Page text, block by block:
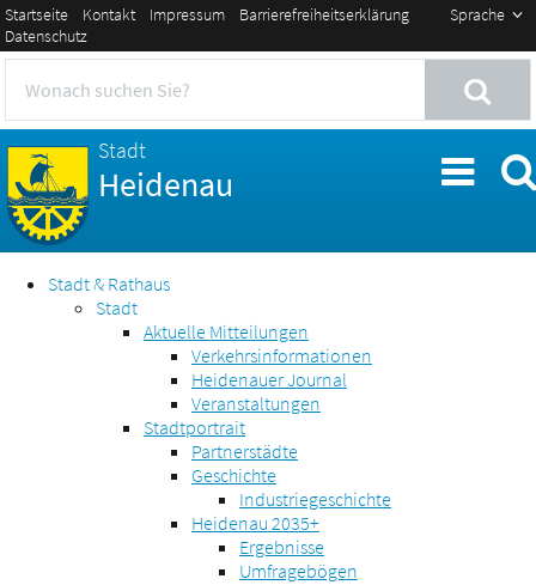
Sprache
Startseite Kontakt Impressum
Barrierefreiheitserklärung
Datenschutz
Stadt
Heidenau
Stadt & Rathaus
Stadt
Aktuelle Mitteilungen
Verkehrsinformationen
Heidenauer Journal
Veranstaltungen
Stadtportrait
Partnerstädte
Geschichte
Industriegeschichte
Heidenau 2035+
Ergebnisse
Umfragebögen